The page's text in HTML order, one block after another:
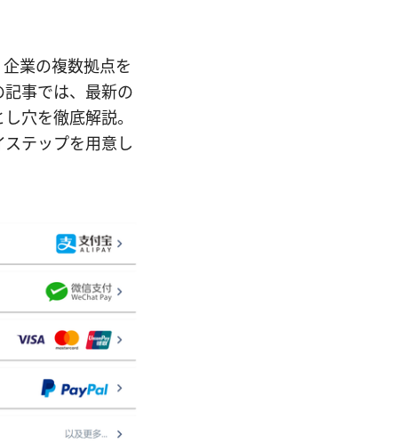
業の複数拠点を
事では、最新の
穴を徹底解説。
テップを用意し